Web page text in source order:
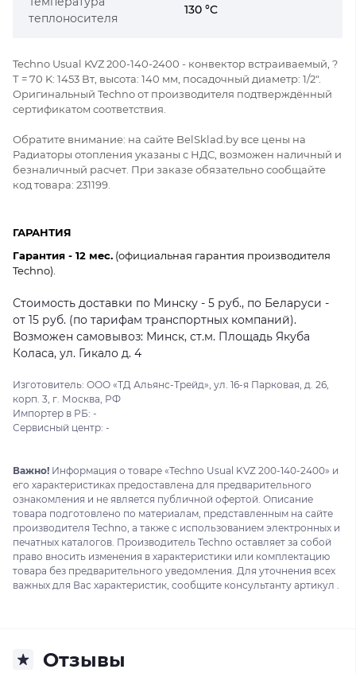
теплоносителя
130 °C
Techno Usual KVZ 200-140-2400 - конвектор встраиваемый, ?
Т = 70 K: 1453 Вт, высота: 140 мм, посадочный диаметр: 1/2".
Оригинальный Techno от производителя подтверждённый
сертификатом соответствия.
Обратите внимание: на сайте BelSklad.by все цены на
Радиаторы отопления указаны с НДС, возможен наличный и
безналичный расчет. При заказе обязательно сообщайте
код товара: 231199.
ГАРАНТИЯ
Гарантия - 12 мес. (официальная гарантия производителя
Techno).
Стоимость доставки по Минску - 5 руб., по Беларуси -
от 15 руб. (по тарифам транспортных компаний).
Возможен самовывоз: Минск, ст.м. Площадь Якуба
Коласа, ул. Гикало д. 4
Изготовитель: ООО «ТД Альянс-Трейд», ул. 16-я Парковая, д. 26,
корп. 3, г. Москва, РФ
Импортер в РБ: -
Сервисный центр: -
Важно! Информация о товаре «Techno Usual KVZ 200-140-2400» и
его характеристиках предоставлена для предварительного
ознакомления и не является публичной офертой. Описание
товара подготовлено по материалам, представленным на сайте
производителя Techno, а также с использованием электронных и
печатных каталогов. Производитель Techno оставляет за собой
право вносить изменения в характеристики или комплектацию
товара без предварительного уведомления. Для уточнения всех
важных для Вас характеристик, сообщите консультанту артикул .
Отзывы